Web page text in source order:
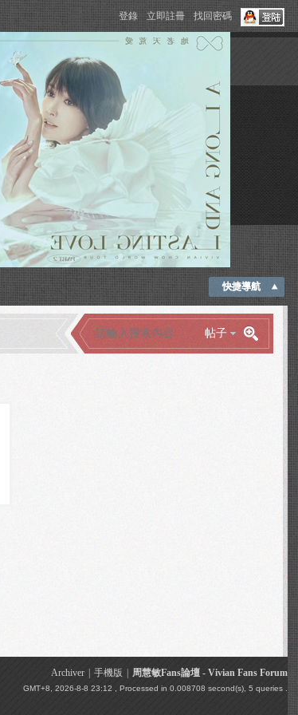
登錄 立即註冊 找回密碼
快捷導航
帖子
Archiver 手機版 周慧敏Fans論壇 - Vivian Fans Forum
GMT+8, 2026-8-8 23:12 , Processed in 0.008708 second(s), 5 queries .